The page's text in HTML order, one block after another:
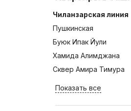
Чиланзарская линия
Пушкинская
Буюк Ипак Йули
Хамида Алимджана
Сквер Амира Тимура
Показать все